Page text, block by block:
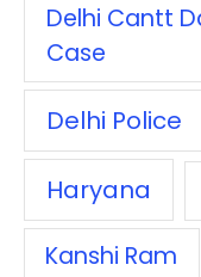
Delhi Cantt
Case
Delhi Police
Haryana
Kanshi Ram